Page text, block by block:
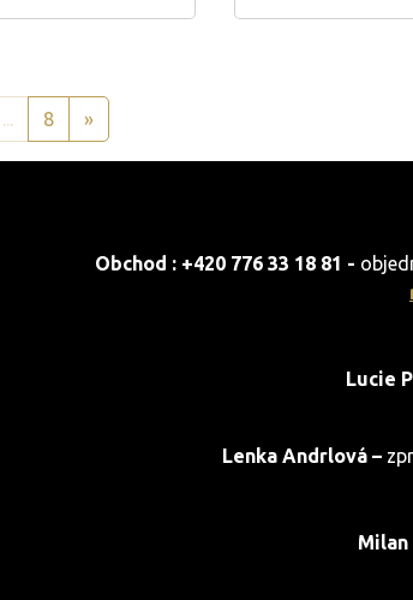
... 8 »
Obchod : +420 776 33 18 81 -
Lucie
Lenka Andrlová –
Milan